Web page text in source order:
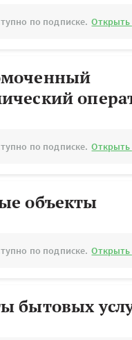
по подписке. Открыть
по подписке. Открыть
объекты
по подписке. Открыть
бытовых